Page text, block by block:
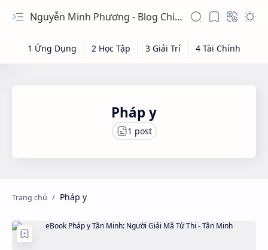
Nguyễn Minh Phương - Blog Chia sẻ Kiến thức Chứng khoán & Tài liệu Toán học
Pháp y
Pháp y